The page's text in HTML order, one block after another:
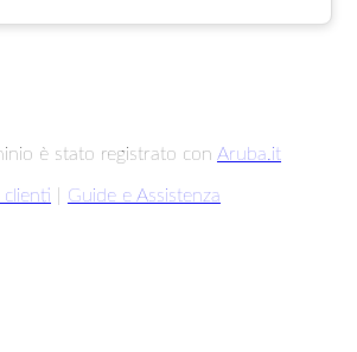
è stato registrato con Aruba.it
clienti Guide e Assistenza